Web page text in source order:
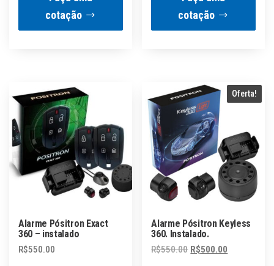
R$500.00.
cotação
cotação
Alarme Pósitron Exact
360 – instalado
R$550.00
Oferta!
Alarme Pósitron Keyless
360. Instalado.
R$550.00 O
R$500.00